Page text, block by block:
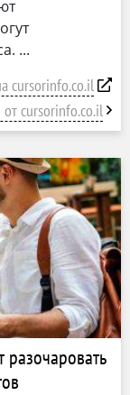
cursorinfo.co.il
от cursorinfo.co.il
разочаровать